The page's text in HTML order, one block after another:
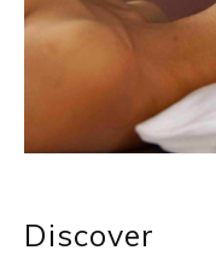
Discover